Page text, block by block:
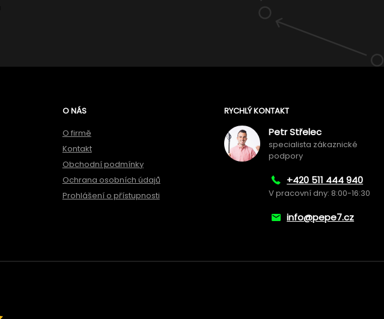
O NÁS
O firmě
Kontakt
Obchodní podmínky
Ochrana osobních údajů
Prohlášení o přístupnosti
RYCHLÝ KONTAKT
Petr Střelec
specialista zákaznické
podpory
+420 511 444 940
V pracovní dny: 8:00-16:30
info@pepe7.cz